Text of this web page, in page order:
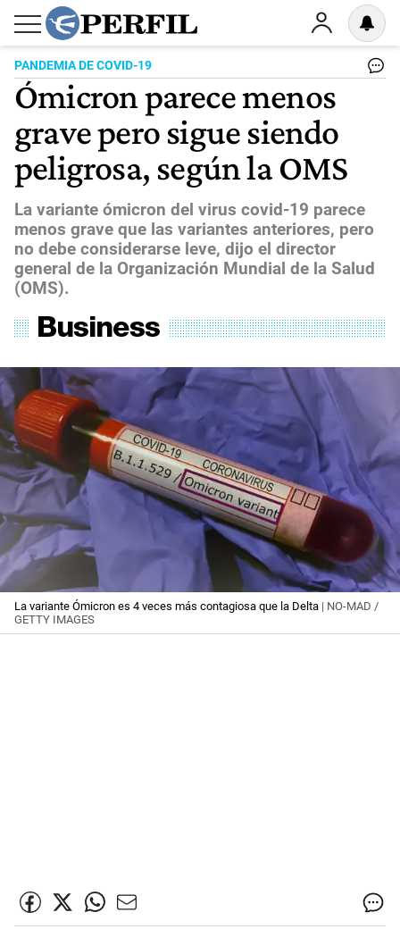
PANDEMIA DE COVID-19
Ómicron parece menos
grave pero sigue siendo
peligrosa, según la OMS
La variante ómicron del virus covid-19 parece
menos grave que las variantes anteriores, pero
no debe considerarse leve, dijo el director
general de la Organización Mundial de la Salud
(OMS).
La variante Ómicron es 4 veces más contagiosa que la Delta | NO-MAD /
GETTY IMAGES